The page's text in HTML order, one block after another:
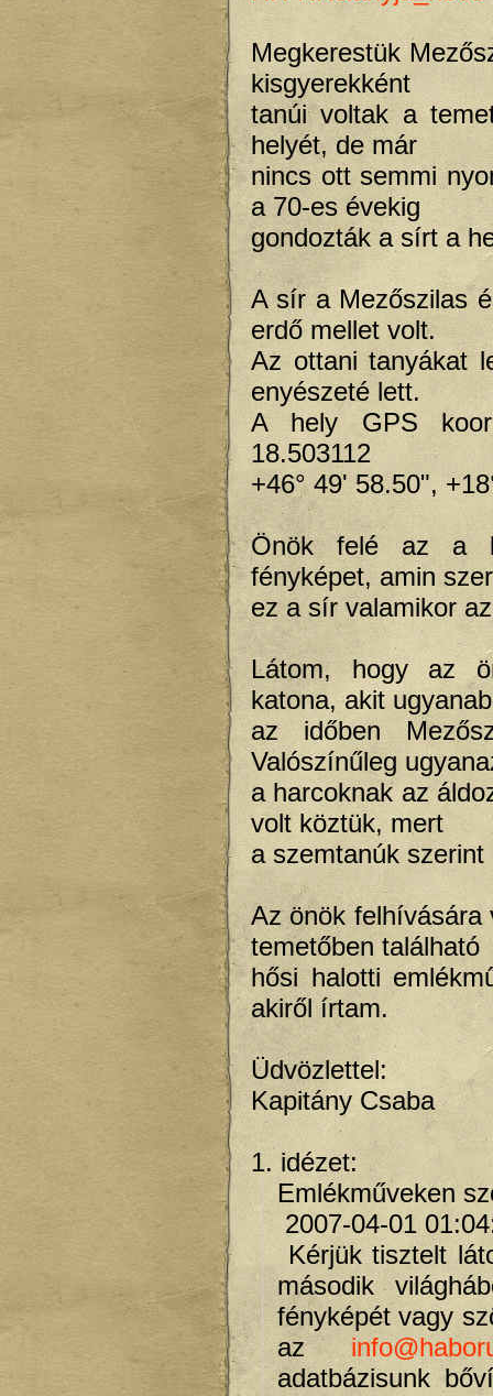
Megkerestük
kisgyerekként
tanúi voltak a
helyét, de már
nincs ott semmi
a 70-es évekig
gondozták a sírt a
A sír a Mezőszilas
erdő mellet volt.
Az ottani tanyákat
enyészeté lett.
A hely GPS
18.503112
+46° 49' 58.50",
Önök felé az a
fényképet, amin
ez a sír valamikor
Látom, hogy az
katona, akit
az időben
Valószínűleg
a harcoknak az
volt köztük, mert
a szemtanúk
Az önök felhívására
temetőben található
hősi halotti
akiről írtam.
Üdvözlettel:
Kapitány Csaba
1. idézet:
Emlékműveken
2007-04-01
Kérjük tisztelt
második
fényképét vagy
az
adatbázisunk